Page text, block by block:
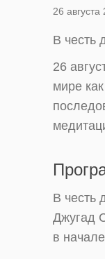
26 августа
В честь
26
мире
В честь
Джугад
в